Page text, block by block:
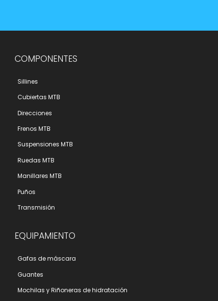
COMPONENTES
Sillines
Cubiertas MTB
Direcciones
Frenos MTB
Suspensiones MTB
Ruedas MTB
Manillares MTB
Puños
Transmisión
EQUIPAMIENTO
Gafas de máscara
Guantes
Mochilas y Riñoneras de hidratación